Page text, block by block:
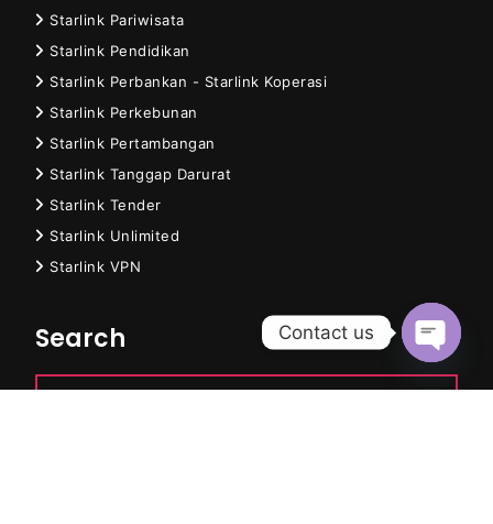
Starlink Pariwisata
Starlink Pendidikan
Starlink Perbankan - Starlink Koperasi
Starlink Perkebunan
Starlink Pertambangan
Starlink Tanggap Darurat
Starlink Tender
Starlink Unlimited
Starlink VPN
Search Contact us
Open